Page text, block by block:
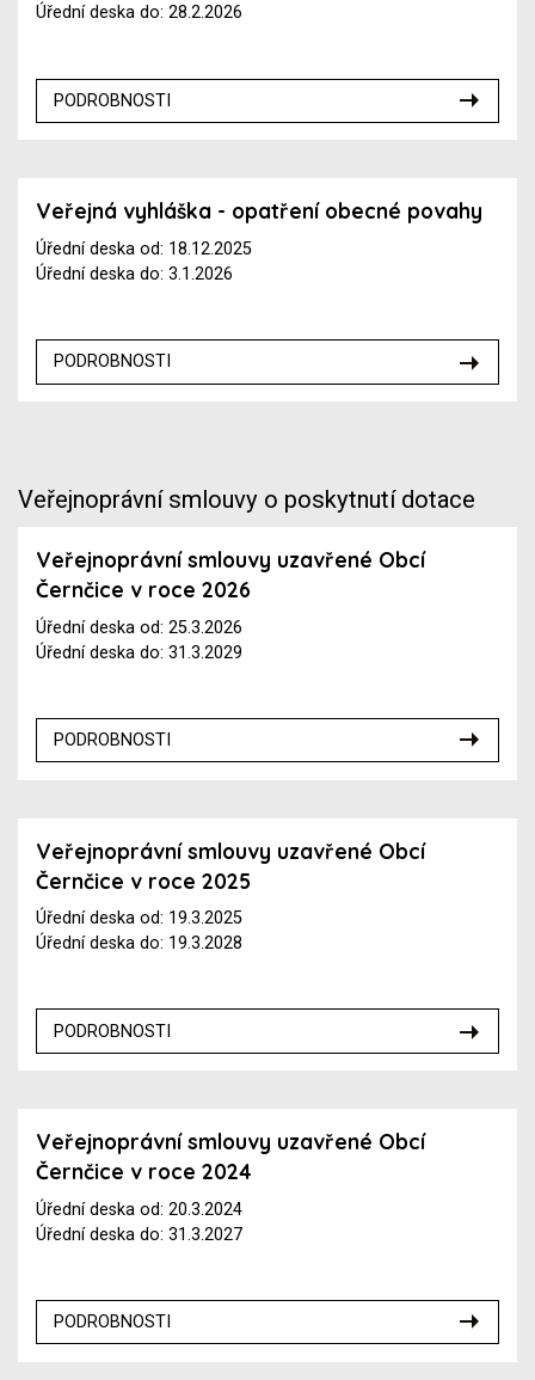
Úřední deska do: 28.2.2026
PODROBNOSTI
Veřejná vyhláška - opatření obecné povahy
Úřední deska od: 18.12.2025
Úřední deska do: 3.1.2026
PODROBNOSTI
Veřejnoprávní smlouvy o poskytnutí dotace
Veřejnoprávní smlouvy uzavřené Obcí
Černčice v roce 2026
Úřední deska od: 25.3.2026
Úřední deska do: 31.3.2029
PODROBNOSTI
Veřejnoprávní smlouvy uzavřené Obcí
Černčice v roce 2025
Úřední deska od: 19.3.2025
Úřední deska do: 19.3.2028
PODROBNOSTI
Veřejnoprávní smlouvy uzavřené Obcí
Černčice v roce 2024
Úřední deska od: 20.3.2024
Úřední deska do: 31.3.2027
PODROBNOSTI